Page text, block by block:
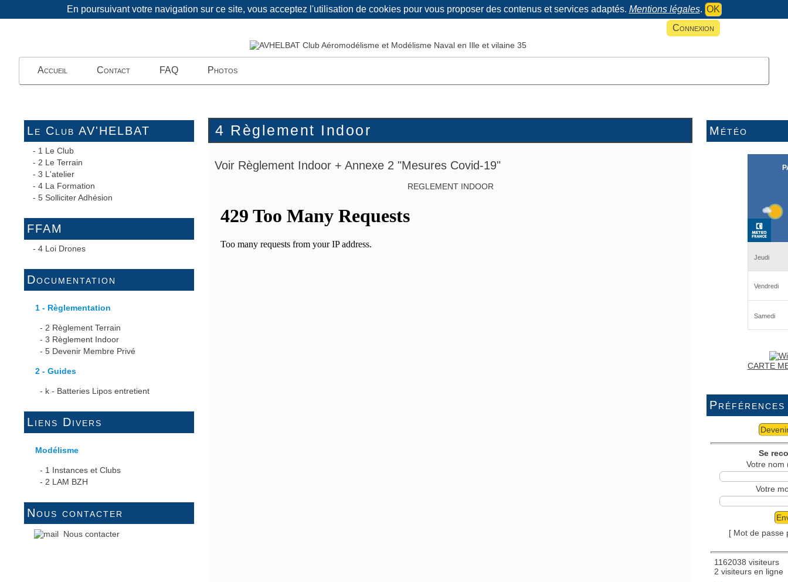
En poursuivant votre navigation sur ce site, vous acceptez l'utilisation de cookies pour vous proposer des contenus et services adaptés. Mentions légales. OK
Connexion
Accueil Contact FAQ Photos
Le Club AV'HELBAT
- 1 Le Club
- 2 Le Terrain
- 3 L'atelier
- 4 La Formation
- 5 Solliciter Adhésion
FFAM
- 4 Loi Drones
Documentation
1 - Règlementation
- 2 Règlement Terrain
- 3 Règlement Indoor
- 5 Devenir Membre Privé
2 - Guides
- k - Batteries Lipos entretient
Liens Divers
Modélisme
- 1 Instances et Clubs
- 2 LAM BZH
Nous contacter
Nous contacter
4 Règlement Indoor
Voir Règlement Indoor + Annexe 2 "Mesures Covid-19"
REGLEMENT INDOOR
Météo
CARTE
Préférences
Se
Votre nom
Votre
[ Mot de passe
1162038 visiteurs
2 visiteurs en ligne